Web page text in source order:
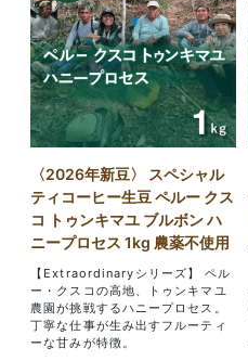
〈2026年新豆〉 スペシャル
ティコーヒー生豆 ペルー クス
コ トゥンキマユ ブルボン ハ
ニープロセス 1kg 農薬不使用
【Extraordinaryシリーズ】 ペル
ー・クスコの高地、トゥンキマユ
農園が挑戦するハニープロセス。
丁寧な仕事が生み出すフルーティ
ーな甘みが特徴。